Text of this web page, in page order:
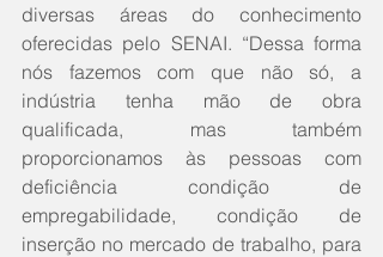
diversas áreas do conhecimento
oferecidas pelo SENAI. “Dessa forma
nós fazemos com que não só, a
indústria tenha mão de obra
qualificada, mas também
proporcionamos às pessoas com
deficiência condição de
empregabilidade, condição de
inserção no mercado de trabalho, para